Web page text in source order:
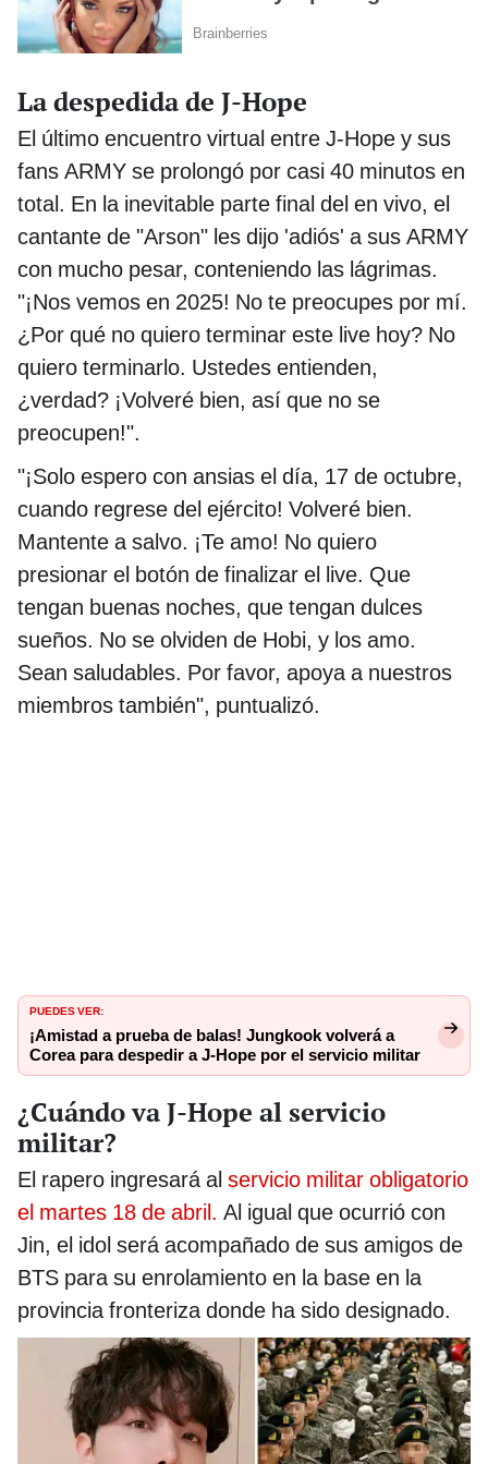
La despedida de J-Hope
El último encuentro virtual entre J-Hope y sus
fans ARMY se prolongó por casi 40 minutos en
total. En la inevitable parte final del en vivo, el
cantante de "Arson" les dijo 'adiós' a sus ARMY
con mucho pesar, conteniendo las lágrimas.
"¡Nos vemos en 2025! No te preocupes por mí.
¿Por qué no quiero terminar este live hoy? No
quiero terminarlo. Ustedes entienden,
¿verdad? ¡Volveré bien, así que no se
preocupen!".
"¡Solo espero con ansias el día, 17 de octubre,
cuando regrese del ejército! Volveré bien.
Mantente a salvo. ¡Te amo! No quiero
presionar el botón de finalizar el live. Que
tengan buenas noches, que tengan dulces
sueños. No se olviden de Hobi, y los amo.
Sean saludables. Por favor, apoya a nuestros
miembros también", puntualizó.
PUEDES VER:
¡Amistad a prueba de balas! Jungkook volverá a
Corea para despedir a J-Hope por el servicio militar
¿Cuándo va J-Hope al servicio
militar?
El rapero ingresará al servicio militar obligatorio
el martes 18 de abril. Al igual que ocurrió con
Jin, el idol será acompañado de sus amigos de
BTS para su enrolamiento en la base en la
provincia fronteriza donde ha sido designado.